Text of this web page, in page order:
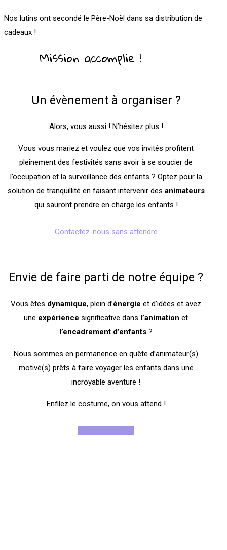
Nos lutins ont secondé le Père-Noël dans sa distribution de
cadeaux !
Mission accomplie !
Un évènement à organiser ?
Alors, vous aussi ! N’hésitez plus !
Vous vous mariez et voulez que vos invités profitent
pleinement des festivités sans avoir à se soucier de
l’occupation et la surveillance des enfants ? Optez pour la
solution de tranquillité en faisant intervenir des animateurs
qui sauront prendre en charge les enfants !
Contactez-nous sans attendre
Envie de faire parti de notre équipe ?
Vous êtes dynamique, plein d’énergie et d’idées et avez
une expérience significative dans l’animation et
l’encadrement d’enfants ?
Nous sommes en permanence en quête d’animateur(s)
motivé(s) prêts à faire voyager les enfants dans une
incroyable aventure !
Enfilez le costume, on vous attend !